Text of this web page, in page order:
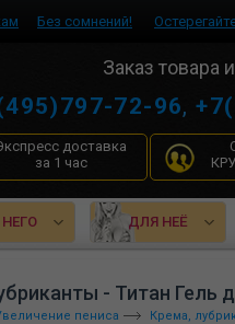
Без сомнений!
Заказ товара
72-96,
доставка
за 1 час
ДЛЯ НЕЁ
- Титан Гель
пениса Крема,